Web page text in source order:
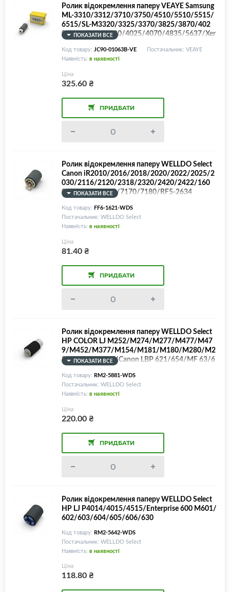
Ролик відокремлення паперу VEAYE Samsung
ML-3310/3312/3710/3750/4510/5510/5515/
6515/SL-M3320/3325/3370/3825/3870/402
0/4025/SCX-4020/4025/4070/4835/5637/Xer
ox Phaser 3320/3330/WorkCentre 3315/3320/
3325/3335/3345/Dell B1260/1265/JC73-0032
8A/JC90-01063B/JC90-01032A/022N02677/J
C90-01107A
ПОКАЗАТИ ВСЕ
Код товару: JC90-01063B-VE
Постачальник: VEAYE
Наявність: в наявності
Ціна
325.60₴
ПРИДБАТИ
Ролик відокремлення паперу WELLDO Select
Canon iR2010/2016/2018/2020/2022/2025/2
030/2116/2120/2318/2320/2420/2422/160
0/2000/MF7120/7170/7180/RF5-2634
ПОКАЗАТИ ВСЕ
Код товару: FF6-1621-WDS
Постачальник: WELLDO Select
Наявність: в наявності
Ціна
81.40₴
ПРИДБАТИ
Ролик відокремлення паперу WELLDO Select
HP COLOR LJ M252/M274/M277/M477/M47
9/M452/M377/M154/M181/M180/M280/M2
81/M551/M577/Canon LBP 621/654/MF 63/6
34/731/733/735/MF643/MF645/MF742/RM2
-5881/RM2-5881, TRAY 2
ПОКАЗАТИ ВСЕ
Код товару: RM2-5881-WDS
Постачальник: WELLDO Select
Наявність: в наявності
Ціна
220.00₴
ПРИДБАТИ
Ролик відокремлення паперу WELLDO Select
HP LJ P4014/4015/4515/Enterprise 600 M601/
602/603/604/605/606/630
Код товару: RM2-5642-WDS
Постачальник: WELLDO Select
Наявність: в наявності
Ціна
118.80₴